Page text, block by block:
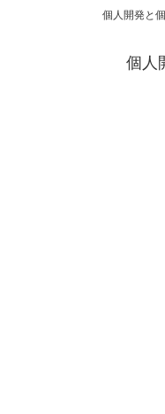
個人開発と
個人